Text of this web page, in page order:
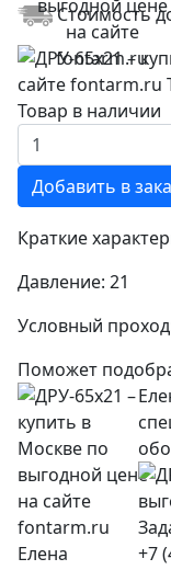
Стоимость
Товар в наличии
Добавить в
Краткие
Давление: 21
Условный
Поможет
+7